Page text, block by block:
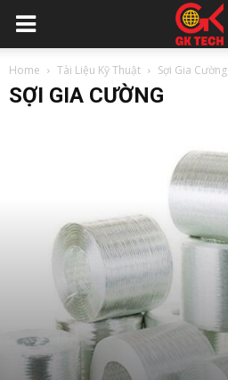
Home Tài Liệu Kỹ Thuật Sợi Gia Cường
SỢI GIA CƯỜNG